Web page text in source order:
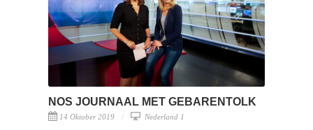
NOS JOURNAAL MET GEBARENTOLK
14 Oktober 2019 Nederland 1